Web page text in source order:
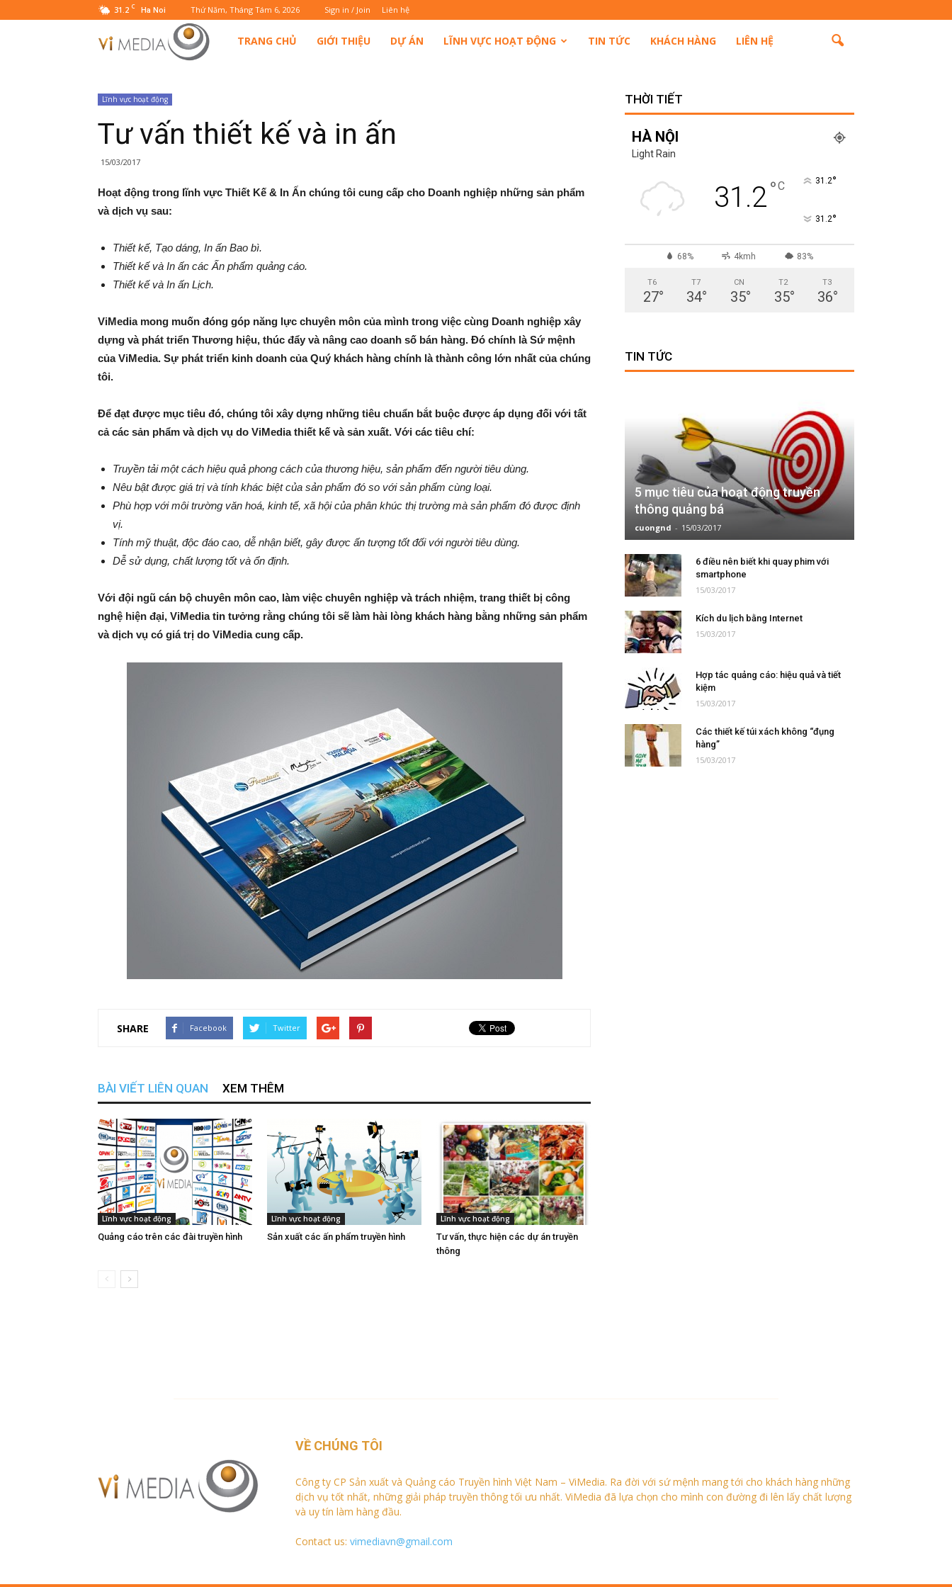
31.2 C Ha Noi Thứ Năm, Tháng Tám 6, 2026 Sign in / Join Liên hệ
VIMEDIA
TRANG CHỦ GIỚI THIỆU DỰ ÁN LĨNH VỰC HOẠT ĐỘNG TIN TỨC KHÁCH HÀNG LIÊN HỆ
Lĩnh vực hoạt động
Tư vấn thiết kế và in ấn
15/03/2017
Hoạt động trong lĩnh vực Thiết Kế & In Ấn chúng tôi cung cấp cho Doanh nghiệp những sản phẩm
và dịch vụ sau:
Thiết kế, Tạo dáng, In ấn Bao bì.
Thiết kế và In ấn các Ấn phẩm quảng cáo.
Thiết kế và In ấn Lịch.
ViMedia mong muốn đóng góp năng lực chuyên môn của mình trong việc cùng Doanh nghiệp xây
dựng và phát triển Thương hiệu, thúc đẩy và nâng cao doanh số bán hàng. Đó chính là Sứ mệnh
của ViMedia. Sự phát triển kinh doanh của Quý khách hàng chính là thành công lớn nhất của chúng
tôi.
Để đạt được mục tiêu đó, chúng tôi xây dựng những tiêu chuẩn bắt buộc được áp dụng đối với tất
cả các sản phẩm và dịch vụ do ViMedia thiết kế và sản xuất. Với các tiêu chí:
Truyền tải một cách hiệu quả phong cách của thương hiệu, sản phẩm đến người tiêu dùng.
Nêu bật được giá trị và tính khác biệt của sản phẩm đó so với sản phẩm cùng loại.
Phù hợp với môi trường văn hoá, kinh tế, xã hội của phân khúc thị trường mà sản phẩm đó được định
vị.
Tính mỹ thuật, độc đáo cao, dễ nhận biết, gây được ấn tượng tốt đối với người tiêu dùng.
Dễ sử dụng, chất lượng tốt và ổn định.
Với đội ngũ cán bộ chuyên môn cao, làm việc chuyên nghiệp và trách nhiệm, trang thiết bị công
nghệ hiện đại, ViMediatin tưởng rằng chúng tôi sẽ làm hài lòng khách hàng bằng những sản phẩm
và dịch vụ có giá trị do ViMedia cung cấp.
SHARE Facebook Twitter
BÀI VIẾT LIÊN QUAN XEM THÊM
Lĩnh vực hoạt động
Quảng cáo trên các đài truyền hình
Lĩnh vực hoạt động
Sản xuất các ấn phẩm truyền hình
Lĩnh vực hoạt động
Tư vấn, thực hiện các dự án truyền
thông
THỜI TIẾT
HÀ NỘI
Light Rain
31.2°C 31.2°
31.2°
68% 4kmh 83%
T6
27°
T7
34°
CN
35°
T2
35°
T3
36°
TIN TỨC
5 mục tiêu của hoạt động truyền
thông quảng bá
cuongnd - 15/03/2017
6 điều nên biết khi quay phim với
smartphone
15/03/2017
Kích du lịch bằng Internet
15/03/2017
Hợp tác quảng cáo: hiệu quả và tiết
kiệm
15/03/2017
Các thiết kế túi xách không “đụng
hàng”
15/03/2017
VỀ CHÚNG TÔI
Công ty CP Sản xuất và Quảng cáo Truyền hình Việt Nam – ViMedia. Ra đời với sứ mệnh mang tới cho khách hàng những
dịch vụ tốt nhất, những giải pháp truyền thông tối ưu nhất. ViMedia đã lựa chọn cho mình con đường đi lên lấy chất lượng
và uy tín làm hàng đầu.
Contact us: vimediavn@gmail.com